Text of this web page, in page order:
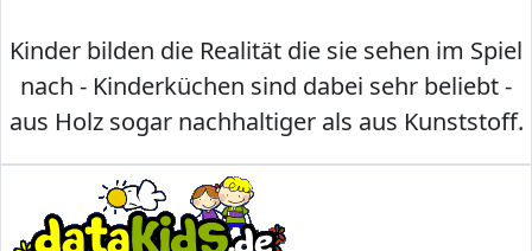
Kinder bilden die Realität die sie sehen im Spiel
nach - Kinderküchen sind dabei sehr beliebt -
aus Holz sogar nachhaltiger als aus Kunststoff.